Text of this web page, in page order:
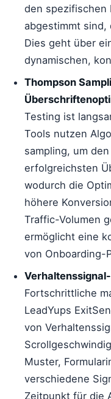
den spezifischen
abgestimmt sind,
Dies geht über
dynamischen,
Thompson
Testing ist
Tools nutzen
sampling, um
erfolgreichsten
wodurch die
höhere
Traffic-Volumen
ermöglicht eine
von Onboarding-
Fortschrittliche
LeadYups
von
Muster,
verschiedene
Zeitpunkt für die